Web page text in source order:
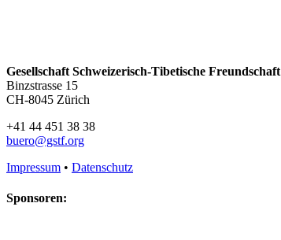
Gesellschaft Schweizerisch-Tibetische Freundschaft
Binzstrasse 15
CH-8045 Zürich
+41 44 451 38 38
buero@gstf.org
Impressum • Datenschutz
Sponsoren: